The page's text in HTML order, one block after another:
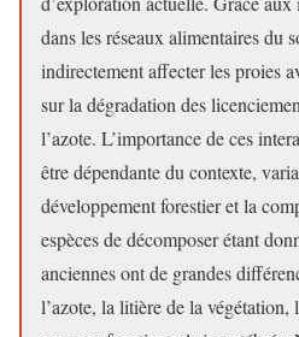
dans les réseaux alimentaires du
indirectement affecter les proies
sur la dégradation des
l’azote. L’importance de ces
être dépendante du contexte,
développement forestier et la
espèces de décomposer étant
anciennes ont de grandes
l’azote, la litière de la végétation,